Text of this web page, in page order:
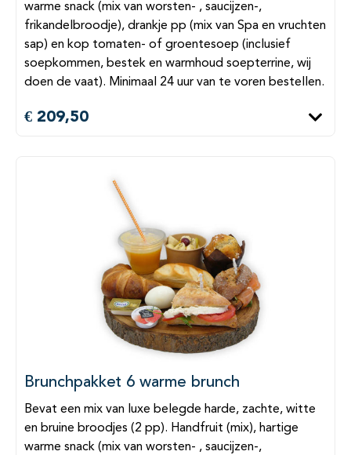
warme snack (mix van worsten- , saucijzen-,
frikandelbroodje), drankje pp (mix van Spa en vruchten
sap) en kop tomaten- of groentesoep (inclusief
soepkommen, bestek en warmhoud soepterrine, wij
doen de vaat). Minimaal 24 uur van te voren bestellen.
€ 209,50
Brunchpakket 6 warme brunch
Bevat een mix van luxe belegde harde, zachte, witte
en bruine broodjes (2 pp). Handfruit (mix), hartige
warme snack (mix van worsten- , saucijzen-,